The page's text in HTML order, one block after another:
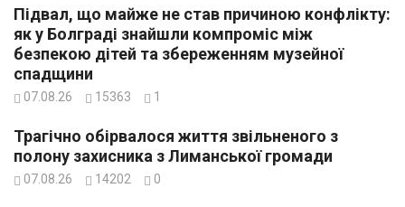
Підвал, що майже не став причиною конфлікту:
як у Болграді знайшли компроміс між
безпекою дітей та збереженням музейної
спадщини
07.08.26 15363 1
Трагічно обірвалося життя звільненого з
полону захисника з Лиманської громади
07.08.26 14202 0